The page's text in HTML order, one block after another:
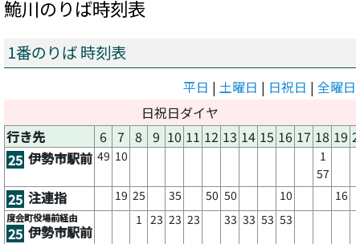
鮠川のりば時刻表
1番のりば 時刻表
平日 | 土曜日 | 日祝日 | 全曜日
日祝日ダイヤ
行き先
6 7 8 9 10 11 12 13 14 15 16 17 18 19
25 伊勢市駅前 49 10
1
57
25 注連指 19 25 35 50 50 10 16
度会町役場前経由
25 伊勢市駅前
1 23 23 23 33 33 53 53